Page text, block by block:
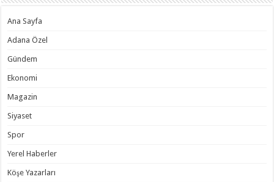
Ana Sayfa
Adana Özel
Gündem
Ekonomi
Magazin
Siyaset
Spor
Yerel Haberler
Köşe Yazarları